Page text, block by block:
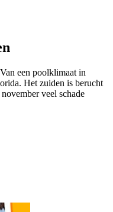
een poolklimaat in
Het zuiden is berucht
veel schade